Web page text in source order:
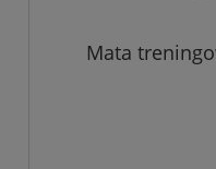
Mata